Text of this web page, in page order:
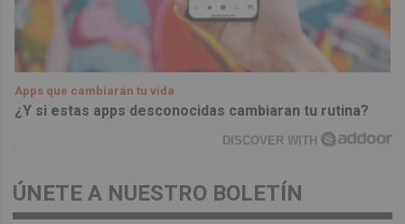
Apps que cambiarán tu vida
¿Y si estas apps desconocidas cambiaran tu rutina?
DISCOVER WITH
ÚNETE A NUESTRO BOLETÍN